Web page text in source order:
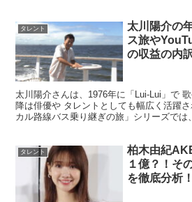
タレント
太川陽介の
ス旅や
の収益の内
太川陽介さんは、1976年に「Lui-Lui」で
降は俳優や タレントとしても幅広く活躍
カル路線バス乗り継ぎの旅」シリーズでは
タレント
柏木由紀
１億？！そ
を徹底分析！